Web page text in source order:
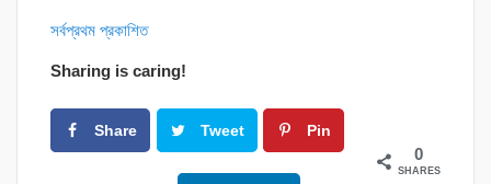
সর্বপ্রথম প্রকাশিত
Sharing is caring!
Share Tweet Pin
0
SHARES